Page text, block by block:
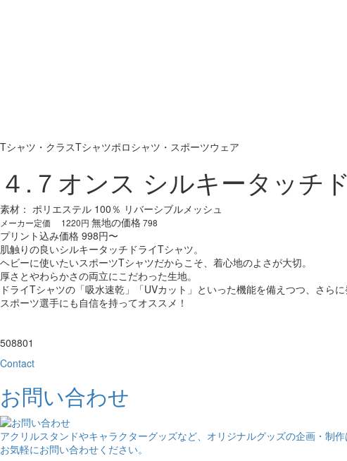
Tシャツ・クラスTシャツポロシャツ・スポーツウェア
４.７オンス シルキータッチ
素材： ポリエステル 100％ リバーシブルメッシュ
メーカー定価 1220円 無地の価格798
プリント込み価格 998円〜
肌触りの良いシルキータッチドライTシャツ。
ヘビーに使いたいスポーツTシャツだからこそ、着心地のよさが大切。
厚さとやわらかさの両立にこだわった生地。
ドライTシャツの「吸水速乾」「UVカット」といった機能を備えつつ、さ
スポーツ選手にも自信を持ってオススメ！
508801
Contact
お問い合わせ
アクリルスタンドやキャラクターグッズなど、オリジナルグッズの企画・制
お気軽にお問い合わせください。